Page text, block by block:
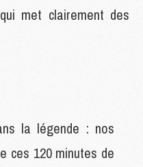
met clairement des
la légende : nos
ces 120 minutes de